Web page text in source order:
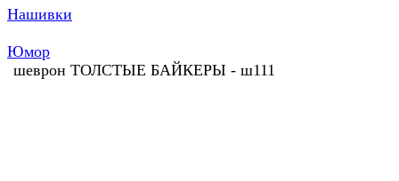
Нашивки
Юмор
шеврон ТОЛСТЫЕ БАЙКЕРЫ - ш111